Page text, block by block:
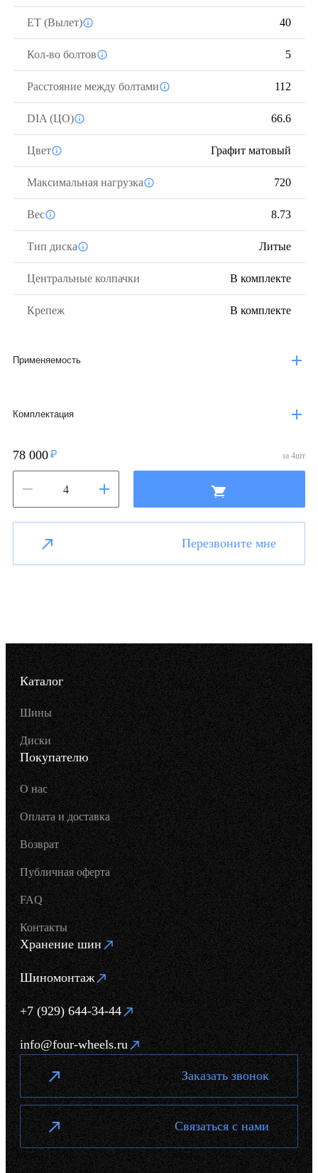
ЕТ (Вылет) 40
Кол-во болтов 5
Расстояние между болтами 112
DIA (ЦО) 66.6
Цвет Графит матовый
Максимальная нагрузка 720
Вес 8.73
Тип диска Литые
Центральные колпачки В комплекте
Крепеж В комплекте
Применяемость
Комплектация
78 000 за 4шт
Перезвоните мне
Каталог
Шины
Диски
Покупателю
О нас
Оплата и доставка
Возврат
Публичная оферта
FAQ
Контакты
Хранение шин
Шиномонтаж
+7 (929) 644-34-44
info@four-wheels.ru
Заказать звонок
Связаться с нами